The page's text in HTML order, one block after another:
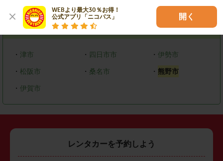
WEBより最大30％お得！
公式アプリ「ニコパス」
開く
エリアで探す
三重県
・ 津市 ・ 四日市市 ・ 伊勢市
・ 松阪市 ・ 桑名市 ・ 熊野市
・ 伊賀市
レンタカーを予約しよう